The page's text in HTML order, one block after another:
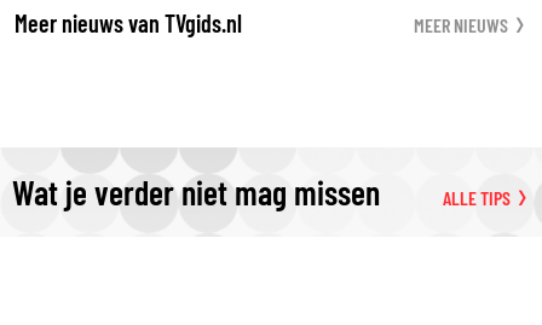
Meer nieuws van TVgids.nl MEER NIEUWS
Wat je verder niet mag missen ALLE TIPS